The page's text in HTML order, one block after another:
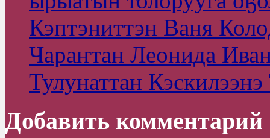
Кэптэниттэн Ваня
Чараҥтан Леонида
Тулунаттан
Добавить комментарий